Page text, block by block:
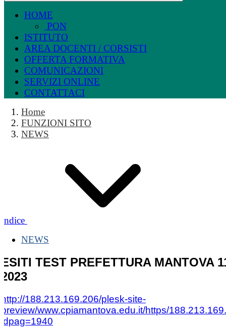
HOME
PON
ISTITUTO
AREA DOCENTI / CORSISTI
OFFERTA FORMATIVA
COMUNICAZIONI
SERVIZI ONLINE
CONTATTACI
Home
FUNZIONI SITO
NEWS
Indice
NEWS
ESITI TEST PREFETTURA MANTOVA
2023
http://188.213.169.206/plesk-site-
preview/www.cpiamantova.edu.it/https/
idpag=1940